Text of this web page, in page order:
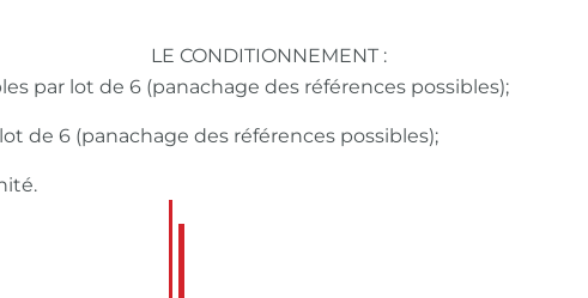
LE CONDITIONNEMENT :
par lot de 6 (panachage des références possibles);
de 6 (panachage des références possibles);